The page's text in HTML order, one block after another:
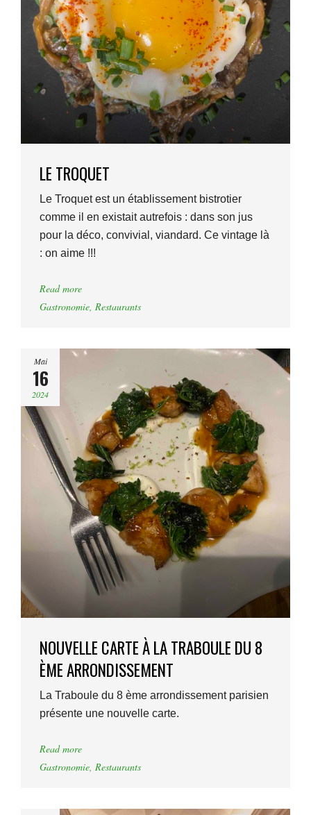
LE TROQUET
Le Troquet est un établissement bistrotier
comme il en existait autrefois : dans son jus
pour la déco, convivial, viandard. Ce vintage là
: on aime !!!
Read more
Gastronomie, Restaurants
Mai
16
2024
NOUVELLE CARTE À LA TRABOULE DU 8
ÈME ARRONDISSEMENT
La Traboule du 8 ème arrondissement parisien
présente une nouvelle carte.
Read more
Gastronomie, Restaurants